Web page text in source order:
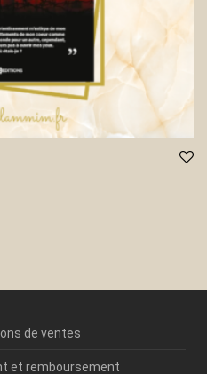
de ventes
et remboursement